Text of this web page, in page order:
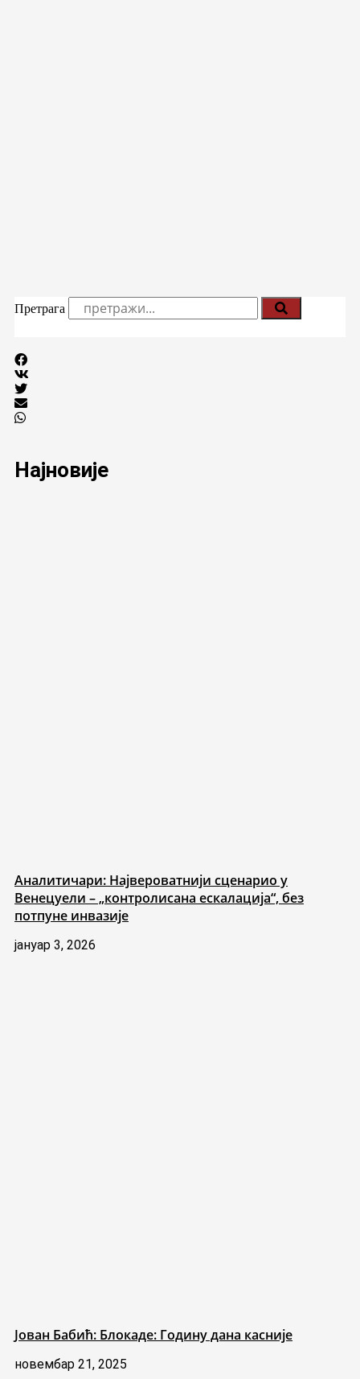
Претрага
Најновије
Аналитичари: Највероватнији сценарио у
Венецуели – „контролисана ескалација“, без
потпуне инвазије
јануар 3, 2026
Јован Бабић: Блокаде: Годину дана касније
новембар 21, 2025